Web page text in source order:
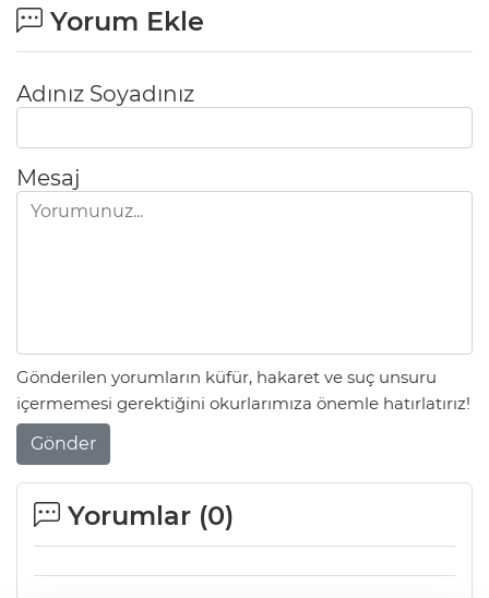
Yorum Ekle
Adınız Soyadınız
Mesaj
Gönderilen yorumların küfür, hakaret ve suç unsuru
içermemesi gerektiğini okurlarımıza önemle hatırlatırız!
Gönder
Yorumlar (0)